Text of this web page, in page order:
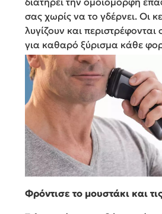
σας χωρίς να το γδέρνει. Οι
λυγίζουν και περιστρέφονται
για καθαρό ξύρισμα κάθε
Φρόντισε το μουστάκι και